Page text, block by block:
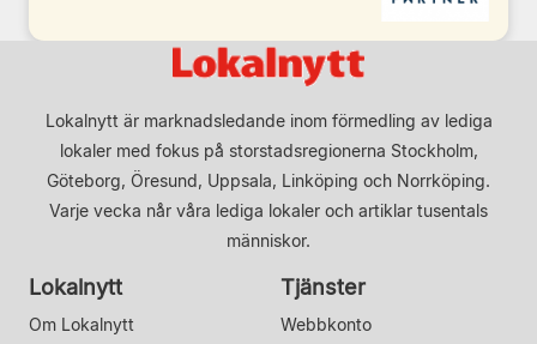
Lokalnytt är marknadsledande inom förmedling av lediga
lokaler med fokus på storstadsregionerna Stockholm,
Göteborg, Öresund, Uppsala, Linköping och Norrköping.
Varje vecka når våra lediga lokaler och artiklar tusentals
människor.
Lokalnytt
Om Lokalnytt
Tjänster
Webbkonto